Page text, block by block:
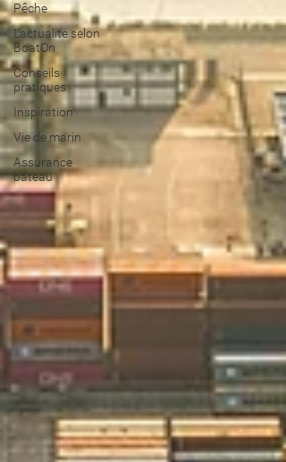
Pêche
L'actualité selon
BoatOn
Conseils
pratiques
Inspiration
Vie de marin
Assurance
bateau